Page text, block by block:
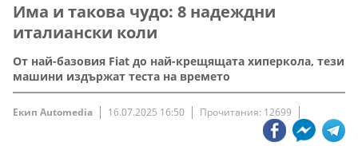
Има и такова чудо: 8 надеждни
италиански коли
От най-базовия Fiat до най-крещящата хиперкола, тези
машини издържат теста на времето
Екип Automedia 16.07.2025 16:50 Прочитания: 12699